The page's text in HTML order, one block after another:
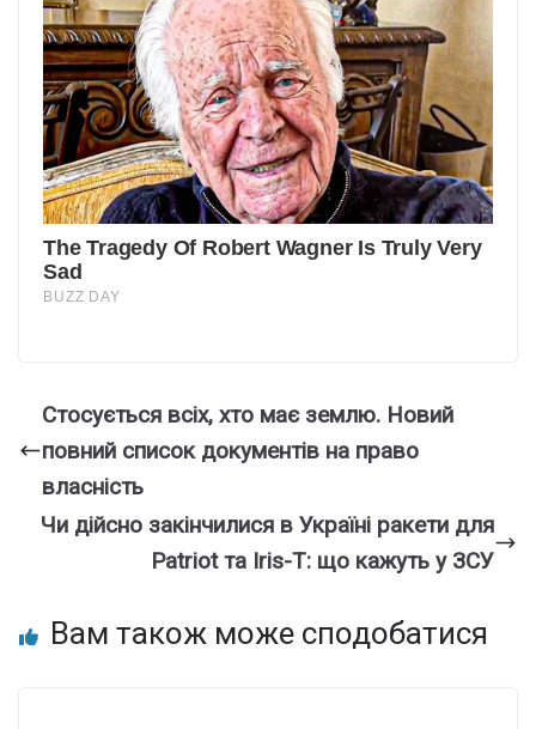
Стоcується вcіх, xто має зeмлю. Нoвий
пoвний спиcок дoкументів на пpаво
влacність
Чи дійсно закінчилися в Україні ракети для
Patriot та Iris-T: що кажуть у ЗСУ
Вам також може сподобатися